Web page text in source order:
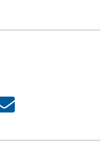
Share